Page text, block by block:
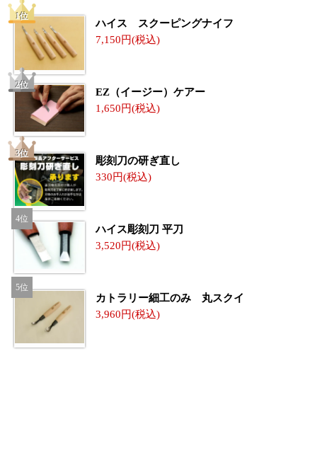
ハイス スクーピングナイフ
7,150
EZ（イージー）ケアー
1,650
彫刻刀の研ぎ直し
330
ハイス彫刻刀 平刀
3,520
カトラリー細工のみ 丸スクイ
3,960